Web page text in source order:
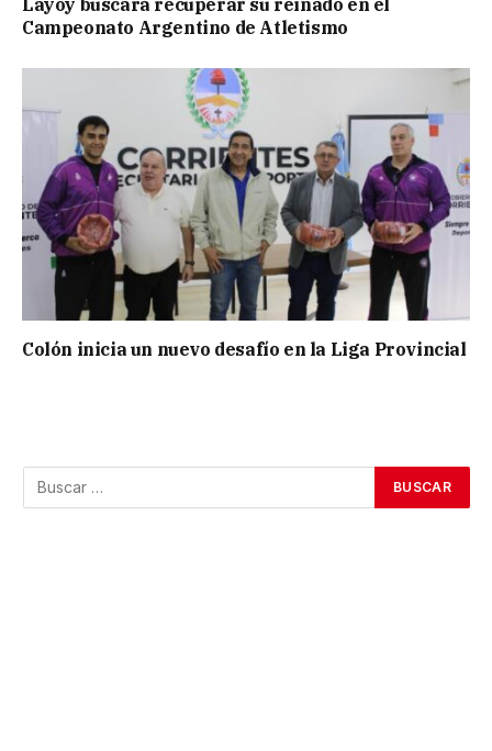
Layoy buscará recuperar su reinado en el
Campeonato Argentino de Atletismo
Colón inicia un nuevo desafío en la Liga Provincial